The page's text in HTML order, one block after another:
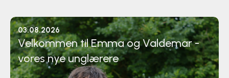
03.08.2026
Velkommen til Emma og Valdemar -
vores nye unglærere
Løb
OCR